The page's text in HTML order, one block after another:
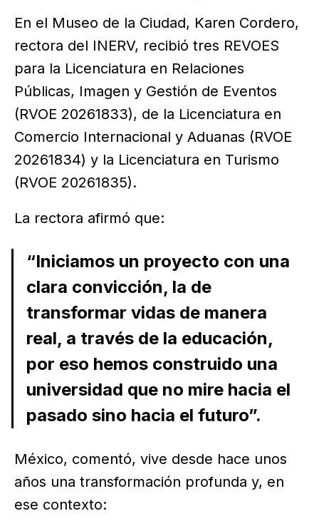
En el Museo de la Ciudad, Karen Cordero,
rectora del INERV, recibió tres REVOES
para la Licenciatura en Relaciones
Públicas, Imagen y Gestión de Eventos
(RVOE 20261833), de la Licenciatura en
Comercio Internacional y Aduanas (RVOE
20261834) y la Licenciatura en Turismo
(RVOE 20261835).
La rectora afirmó que:
“Iniciamos un proyecto con una
clara convicción, la de
transformar vidas de manera
real, a través de la educación,
por eso hemos construido una
universidad que no mire hacia el
pasado sino hacia el futuro”.
México, comentó, vive desde hace unos
años una transformación profunda y, en
ese contexto: